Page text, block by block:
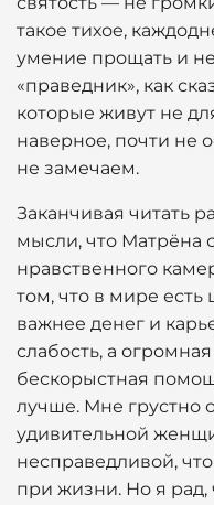
такое тихое,
умение прощать и
«праведник», как
которые живут не
наверное, почти не
не замечаем.
Заканчивая читать
мысли, что Матрёна
нравственного
том, что в мире есть
важнее денег и
слабость, а
бескорыстная
лучше. Мне грустно
удивительной
несправедливой,
при жизни. Но я рад,